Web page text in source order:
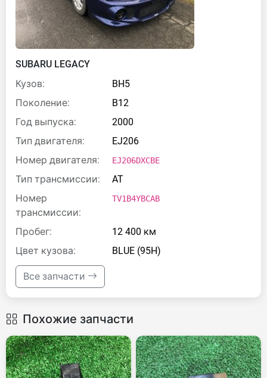
SUBARU LEGACY
Кузов:
BH5
Поколение:
B12
Год выпуска:
2000
Тип двигателя:
EJ206
Номер двигателя:
EJ206DXCBE
Тип трансмиссии:
AT
Номер
трансмиссии:
TV1B4YBCAB
Пробег:
12 400 км
Цвет кузова:
BLUE (95H)
Все запчасти
Похожие запчасти